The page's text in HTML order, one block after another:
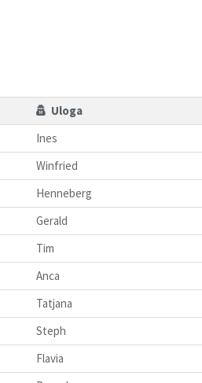
Uloga
Ines
Winfried
Henneberg
Gerald
Tim
Anca
Tatjana
Steph
Flavia